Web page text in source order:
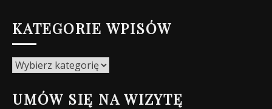
KATEGORIE WPISÓW
Kategorie
UMÓW SIĘ NA WIZYTĘ